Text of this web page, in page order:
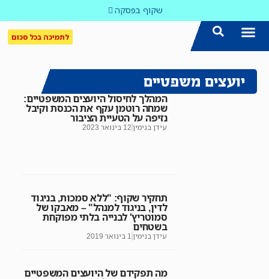
שקוף בפסקה
לתמיכה בכל סכום
יועצים משפטיים
המהלך לחיסול היועצים המשפטיים:
שמחה רוטמן עקף את הכנסת וקיבל
נזיפה על הטעיית הציבור
עידן בנימין 12 בינואר 2023
תחקיר שקוף: "ללא סמכות, בניגוד
לדין, בניגוד למנהל" – מאבקו של
סמוטריץ' לבנייה בלתי מפוקחת
בשטחים
עידן בנימין 1 בינואר 2019
מה תפקידם של היועצים המשפטיים